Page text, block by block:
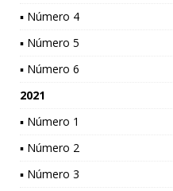
▪ Número 4
▪ Número 5
▪ Número 6
2021
▪ Número 1
▪ Número 2
▪ Número 3